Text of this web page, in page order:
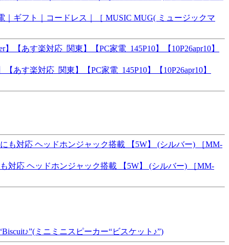
｜ギフト｜コードレス｜［ MUSIC MUG( ミュージックマ
あす楽対応_関東】【PC家電_145P10】【10P26apr10】
対応 ヘッドホンジャック搭載 【5W】 (シルバー) ［MM-
ミニミニスピーカー“ビスケット♪”)